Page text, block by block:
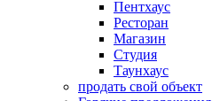
Пентхаус
Ресторан
Магазин
Студия
Таунхаус
продать свой объект